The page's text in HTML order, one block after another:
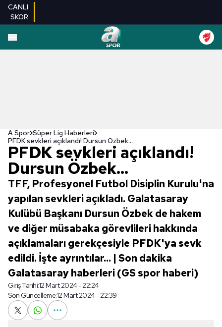
CANLI
SKOR
A Spor Süper Lig Haberleri
PFDK sevkleri açıklandı! Dursun Özbek...
PFDK sevkleri açıklandı!
Dursun Özbek...
TFF, Profesyonel Futbol Disiplin Kurulu'na
yapılan sevkleri açıkladı. Galatasaray
Kulübü Başkanı Dursun Özbek de hakem
ve diğer müsabaka görevlileri hakkında
açıklamaları gerekçesiyle PFDK'ya sevk
edildi. İşte ayrıntılar... | Son dakika
Galatasaray haberleri (GS spor haberi)
Giriş Tarihi:12 Mart 2024 - 22:24
Son Güncelleme:12 Mart 2024 - 22:39